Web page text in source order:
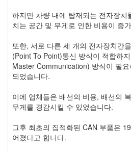
하지만 차량 내에 탑재되는 전자장
치는 공간 및 무게로 인한 비용이 증
또한, 서로 다른 세 개의 전자장치간
(Point To Point)통신 방식이 적합하
Master Communication) 방식이 필
되었습니다.
이에 업체들은 배선의 비용, 배선의
무게를 경감시킬 수 있었습니다.
그후 최초의 집적화된 CAN 부품은
어졌다고 합니다.